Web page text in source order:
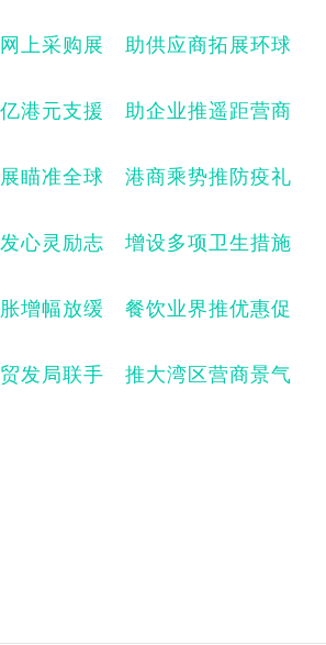
上采购展 助供应商拓展环球
港元支援 助企业推遥距营商
瞄准全球 港商乘势推防疫礼
心灵励志 增设多项卫生措施
增幅放缓 餐饮业界推优惠促
发局联手 推大湾区营商景气